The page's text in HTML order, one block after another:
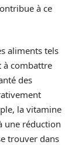
à ce
aliments tels
à combattre
des
la vitamine
une réduction
trouver dans